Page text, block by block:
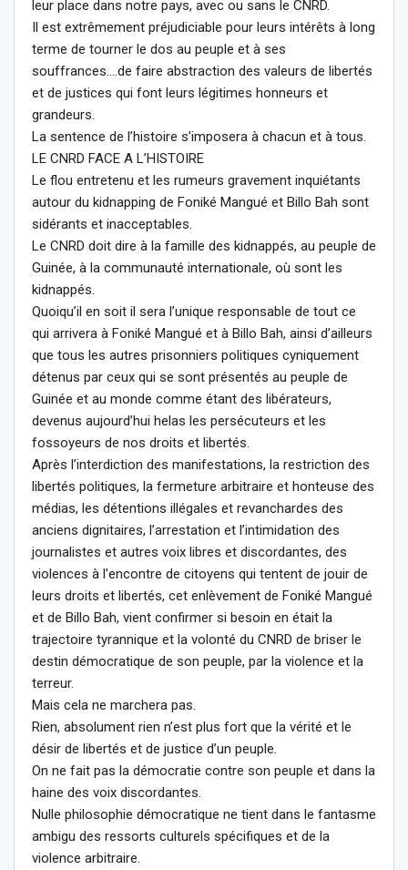
leur place dans notre pays, avec ou sans le CNRD.
Il est extrêmement préjudiciable pour leurs intérêts à long
terme de tourner le dos au peuple et à ses
souffrances….de faire abstraction des valeurs de libertés
et de justices qui font leurs légitimes honneurs et
grandeurs.
La sentence de l’histoire s’imposera à chacun et à tous.
LE CNRD FACE A L’HISTOIRE
Le flou entretenu et les rumeurs gravement inquiétants
autour du kidnapping de Foniké Mangué et Billo Bah sont
sidérants et inacceptables.
Le CNRD doit dire à la famille des kidnappés, au peuple de
Guinée, à la communauté internationale, où sont les
kidnappés.
Quoiqu’il en soit il sera l’unique responsable de tout ce
qui arrivera à Foniké Mangué et à Billo Bah, ainsi d’ailleurs
que tous les autres prisonniers politiques cyniquement
détenus par ceux qui se sont présentés au peuple de
Guinée et au monde comme étant des libérateurs,
devenus aujourd’hui helas les persécuteurs et les
fossoyeurs de nos droits et libertés.
Après l’interdiction des manifestations, la restriction des
libertés politiques, la fermeture arbitraire et honteuse des
médias, les détentions illégales et revanchardes des
anciens dignitaires, l’arrestation et l’intimidation des
journalistes et autres voix libres et discordantes, des
violences à l’encontre de citoyens qui tentent de jouir de
leurs droits et libertés, cet enlèvement de Foniké Mangué
et de Billo Bah, vient confirmer si besoin en était la
trajectoire tyrannique et la volonté du CNRD de briser le
destin démocratique de son peuple, par la violence et la
terreur.
Mais cela ne marchera pas.
Rien, absolument rien n’est plus fort que la vérité et le
désir de libertés et de justice d’un peuple.
On ne fait pas la démocratie contre son peuple et dans la
haine des voix discordantes.
Nulle philosophie démocratique ne tient dans le fantasme
ambigu des ressorts culturels spécifiques et de la
violence arbitraire.